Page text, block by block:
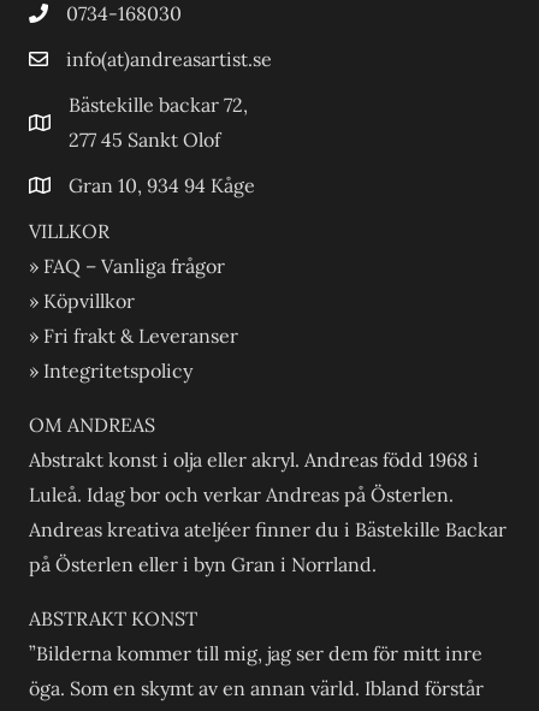
0734-168030
info(at)andreasartist.se
Bästekille backar 72,
277 45 Sankt Olof
Gran 10, 934 94 Kåge
VILLKOR
» FAQ – Vanliga frågor
» Köpvillkor
» Fri frakt & Leveranser
» Integritetspolicy
OM ANDREAS
Abstrakt konst i olja eller akryl. Andreas född 1968 i
Luleå. Idag bor och verkar Andreas på Österlen.
Andreas kreativa ateljéer finner du i Bästekille Backar
på Österlen eller i byn Gran i Norrland.
ABSTRAKT KONST
”Bilderna kommer till mig, jag ser dem för mitt inre
öga. Som en skymt av en annan värld. Ibland förstår